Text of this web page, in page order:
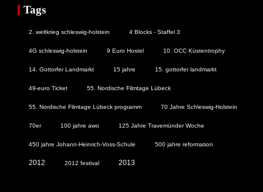
Tags
2. weltkrieg schleswig-holstein 4 Blocks - Staffel 3
4G schleswig-holstein 9 Euro Hostel 10. OCC Küstentrophy
14. Gottorfer Landmarkt 15 jahre 15. gottorfer landmarkt
49-euro Ticket 55. Nordische Filmtage Lübeck
55. Nordische Filmtage Lübeck programm 70 Jahre Schleswig-Holstein
70er 100 jahre awo 125 Jahre Travemünder Woche
450 jahre Johann-Heinrich-Voss-Schule 500 jahre reformation
2012 2012 festival 2013